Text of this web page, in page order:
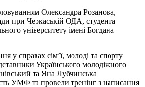
Олександра Розанова,
при Черкаській ОДА, студента
університету імені Богдана
у справах сім’ї, молоді та спорту
Українського молодіжного
та Яна Лубчинська
УМФ та провели тренінг з написання